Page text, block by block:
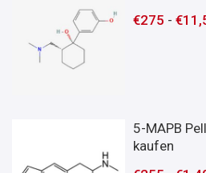
€275 -€
5-MAPB
kaufen